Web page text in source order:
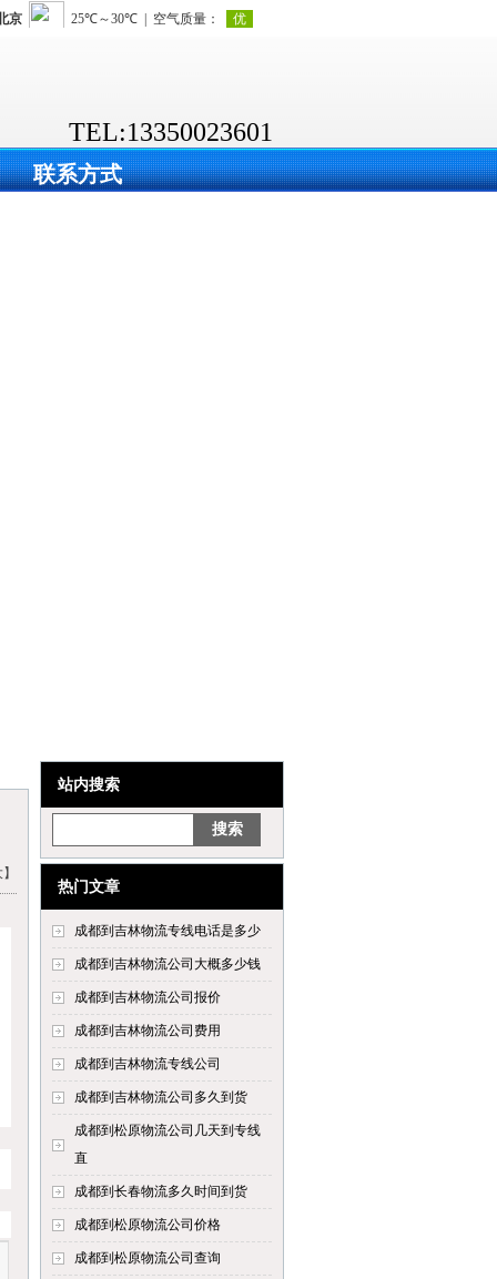
联系方式
TEL:13350023601
站内搜索
热门文章
成都到吉林物流专线电话是多少
成都到吉林物流公司大概多少钱
成都到吉林物流公司报价
成都到吉林物流公司费用
成都到吉林物流专线公司
成都到吉林物流公司多久到货
成都到松原物流公司几天到专线
直
成都到长春物流多久时间到货
成都到松原物流公司价格
成都到松原物流公司查询